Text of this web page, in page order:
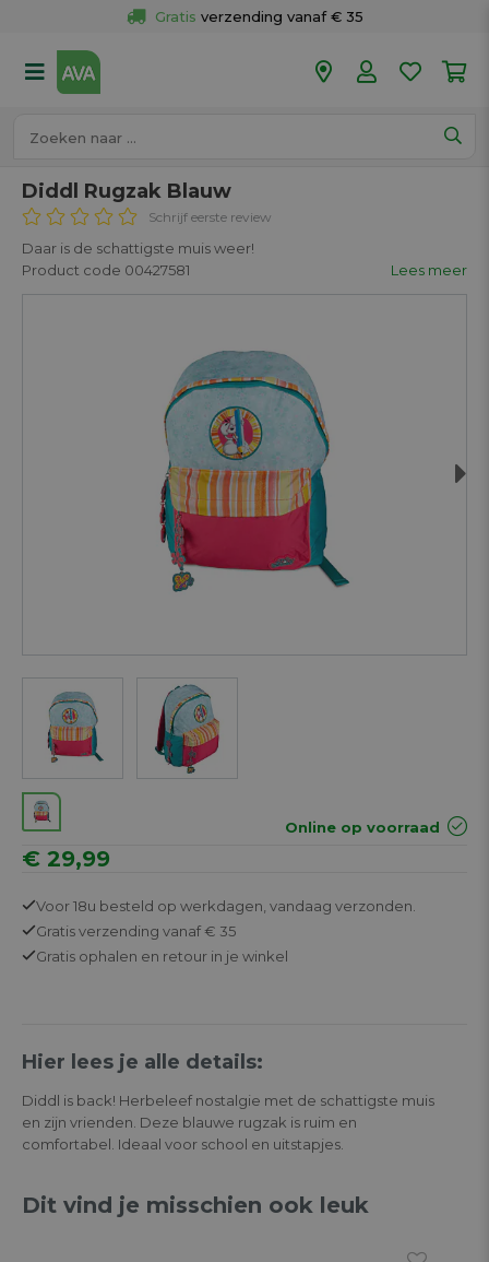
Gratis verzending vanaf € 35
50 winkels
Diddl Rugzak Blauw
Schrijf eerste review
Daar is de schattigste muis weer!
Product code 00427581
Lees meer
Online op voorraad
€ 29,99
Voor 18u besteld op werkdagen, vandaag verzonden.
Gratisverzending vanaf € 35
Gratis ophalen en retour in je winkel
Hier lees je alle details:
Diddl is back! Herbeleef nostalgie met de schattigste muis
en zijn vrienden. Deze blauwe rugzak is ruim en
comfortabel. Ideaal voor school en uitstapjes.
Dit vind je misschien ook leuk